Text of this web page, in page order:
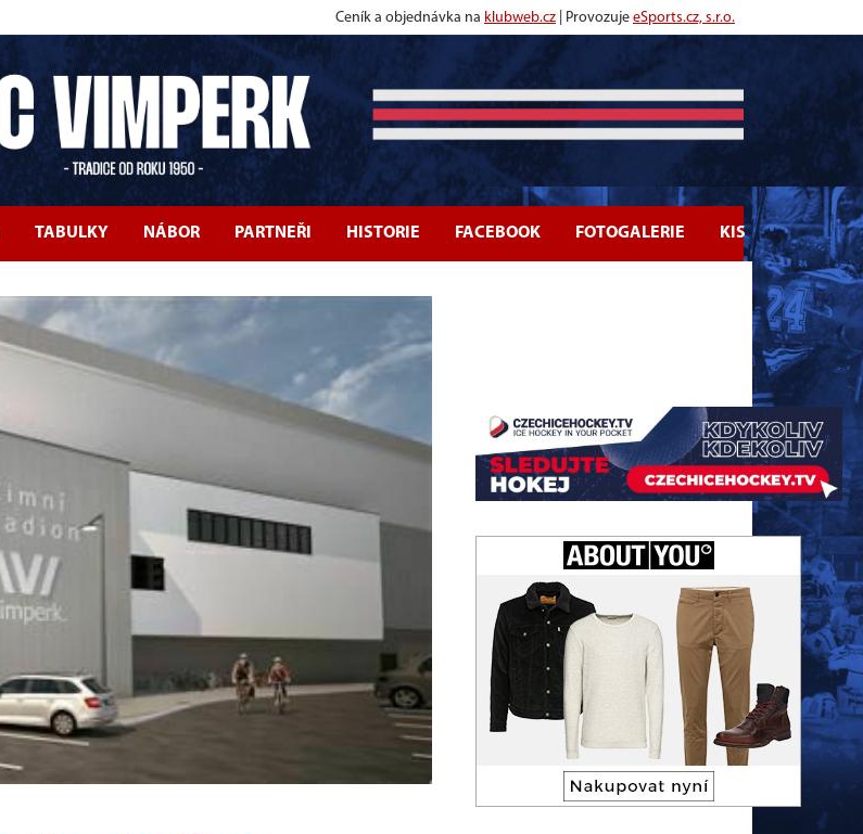
Ceník a objednávka na klubweb.cz | Provozuje eSports.cz, s.r.o.
TABULKY NÁBOR PARTNEŘI HISTORIE FACEBOOK FOTOGALERIE KIS